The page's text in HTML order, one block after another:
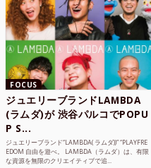
FOCUS
ジュエリーブランドLAMBDA
(ラムダ)が 渋谷パルコでPOPU
P S...
ジュエリーブランド“LAMBDA( ラムダ))” “PLAYFRE
EDOM 自由を遊べ。 LAMBDA（ラムダ）は、有限
な資源を無限のクリエイティブで追...